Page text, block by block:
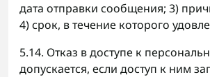
дата отправки сообщения; 3)
4) срок, в течение которого
5.14. Отказ в доступе к
допускается, если доступ к ним